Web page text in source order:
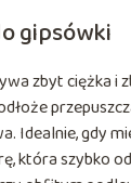
gipsówki
zbyt ciężka i
Idealnie, gdy
która szybko